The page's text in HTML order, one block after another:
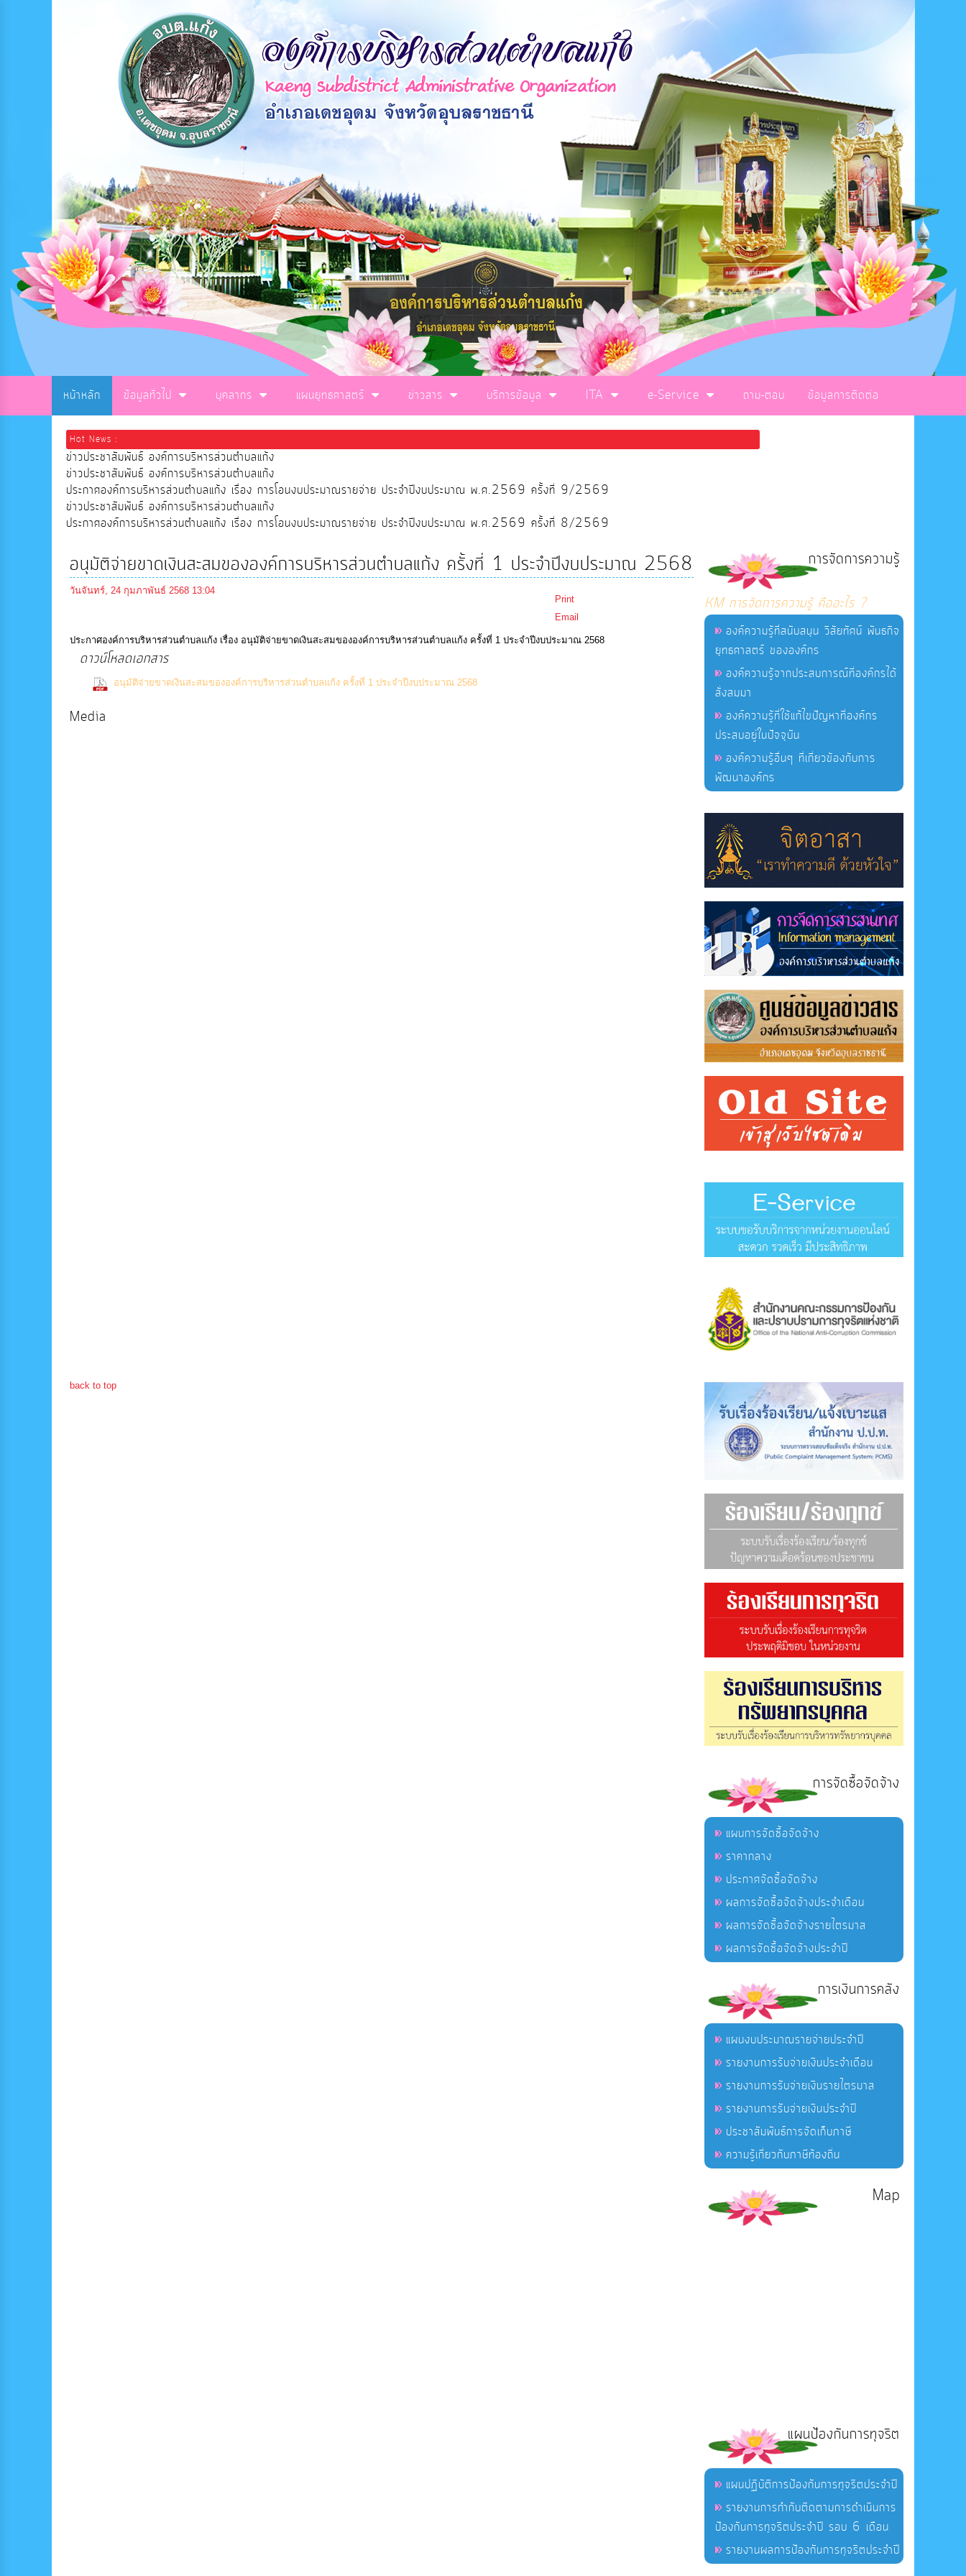
หน้าหลัก ข้อมูลทั่วไป บุคลากร แผนยุทธศาสตร์ ข่าวสาร บริการข้อมูล ITA e-Service ถาม-ตอบ ข้อมูลการติดต่อ
Hot News :
ข่าวประชาสัมพันธ์ องค์การบริหารส่วนตำบลแก้ง
ข่าวประชาสัมพันธ์ องค์การบริหารส่วนตำบลแก้ง
ประกาศองค์การบริหารส่วนตำบลแก้ง เรื่อง การโอนงบประมาณรายจ่าย ประจำปีงบประมาณ พ.ศ.2569 ครั้งที่ 9/2569
ข่าวประชาสัมพันธ์ องค์การบริหารส่วนตำบลแก้ง
ประกาศองค์การบริหารส่วนตำบลแก้ง เรื่อง การโอนงบประมาณรายจ่าย ประจำปีงบประมาณ พ.ศ.2569 ครั้งที่ 8/2569
อนุมัติจ่ายขาดเงินสะสมขององค์การบริหารส่วนตำบลแก้ง ครั้งที่ 1 ประจำปีงบประมาณ 2568
วันจันทร์, 24 กุมภาพันธ์ 2568 13:04
Print
Email
ประกาศองค์การบริหารส่วนตำบลแก้ง เรื่อง อนุมัติจ่ายขาดเงินสะสมขององค์การบริหารส่วนตำบลแก้ง ครั้งที่ 1 ประจำปีงบประมาณ 2568
ดาวน์โหลดเอกสาร
อนุมัติจ่ายขาดเงินสะสมขององค์การบริหารส่วนตำบลแก้ง ครั้งที่ 1 ประจำปีงบประมาณ 2568
Media
back to top
การจัดการความรู้
KM การจัดการความรู้ คืออะไร ?
องค์ความรู้ที่สนับสนุน วิสัยทัศน์ พันธกิจ
ยุทธศาสตร์ ขององค์กร
องค์ความรู้จากประสบการณ์ที่องค์กรได้
สั่งสมมา
องค์ความรู้ที่ใช้แก้ไขปัญหาที่องค์กร
ประสบอยู่ในปัจจุบัน
องค์ความรู้อื่นๆ ที่เกี่ยวข้องกับการ
พัฒนาองค์กร
การจัดซื้อจัดจ้าง
แผนการจัดซื้อจัดจ้าง
ราคากลาง
ประกาศจัดซื้อจัดจ้าง
ผลการจัดซื้อจัดจ้างประจำเดือน
ผลการจัดซื้อจัดจ้างรายไตรมาส
ผลการจัดซื้อจัดจ้างประจำปี
การเงินการคลัง
แผนงบประมาณรายจ่ายประจำปี
รายงานการรับจ่ายเงินประจำเดือน
รายงานการรับจ่ายเงินรายไตรมาส
รายงานการรับจ่ายเงินประจำปี
ประชาสัมพันธ์การจัดเก็บภาษี
ความรู้เกี่ยวกับภาษีท้องถิ่น
Map
แผนป้องกันการทุจริต
แผนปฏิบัติการป้องกันการทุจริตประจำปี
รายงานการกำกับติดตามการดำเนินการ
ป้องกันการทุจริตประจำปี รอบ 6 เดือน
รายงานผลการป้องกันการทุจริตประจำปี